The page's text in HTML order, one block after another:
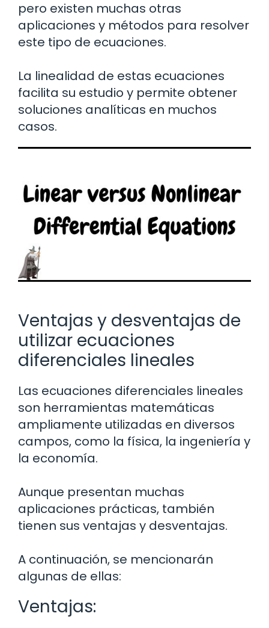
pero existen muchas otras
aplicaciones y métodos para resolver
este tipo de ecuaciones.
La linealidad de estas ecuaciones
facilita su estudio y permite obtener
soluciones analíticas en muchos
casos.
Ventajas y desventajas de
utilizar ecuaciones
diferenciales lineales
Las ecuaciones diferenciales lineales
son herramientas matemáticas
ampliamente utilizadas en diversos
campos, como la física, la ingeniería y
la economía.
Aunque presentan muchas
aplicaciones prácticas, también
tienen sus ventajas y desventajas.
A continuación, se mencionarán
algunas de ellas:
Ventajas: